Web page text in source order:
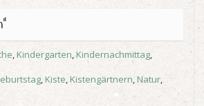
,Kindergarten,Kindernachmittag,
,Kiste,Kistengärtnern,Natur,